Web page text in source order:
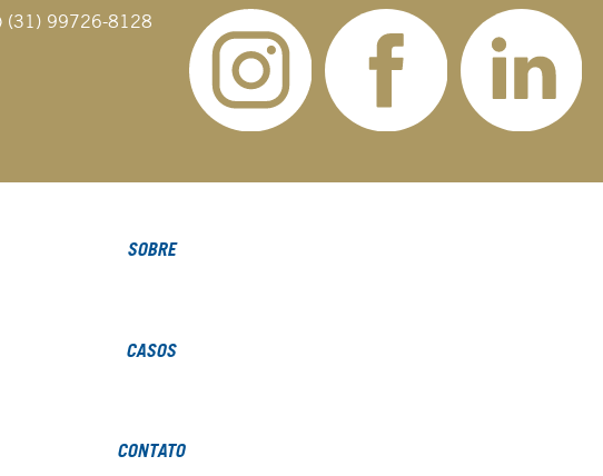
(31) 99726-8128
SOBRE
CASOS
CONTATO